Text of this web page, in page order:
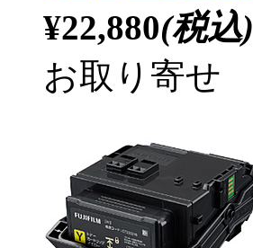
¥22,880(税込)
お取り寄せ